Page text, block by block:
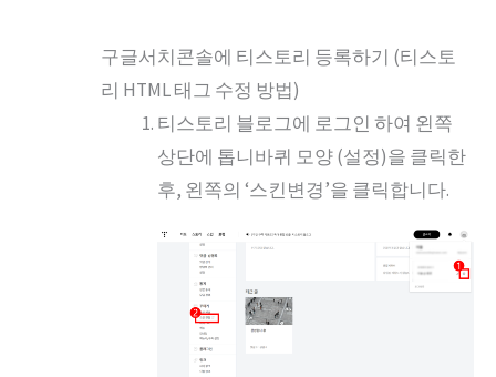
구글서치콘솔에 티스토리 등록하기 (티스토
리 HTML 태그 수정 방법)
티스토리 블로그에 로그인 하여 왼쪽
상단에 톱니바퀴 모양 (설정)을 클릭한
후, 왼쪽의 ‘스킨변경’을 클릭합니다.